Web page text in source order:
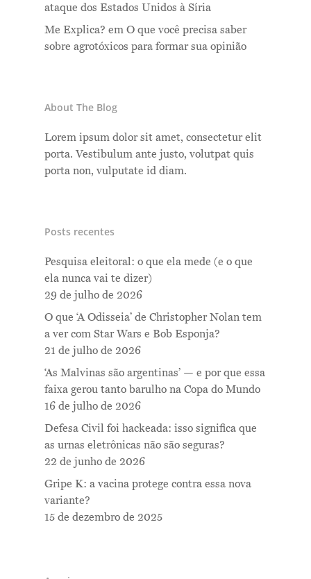
ataque dos Estados Unidos à Síria
Me Explica? em O que você precisa saber
sobre agrotóxicos para formar sua opinião
About The Blog
Lorem ipsum dolor sit amet, consectetur elit
porta. Vestibulum ante justo, volutpat quis
porta non, vulputate id diam.
Posts recentes
Pesquisa eleitoral: o que ela mede (e o que
ela nunca vai te dizer)
29 de julho de 2026
O que ‘A Odisseia’ de Christopher Nolan tem
a ver com Star Wars e Bob Esponja?
21 de julho de 2026
‘As Malvinas são argentinas’ — e por que essa
faixa gerou tanto barulho na Copa do Mundo
16 de julho de 2026
Defesa Civil foi hackeada: isso significa que
as urnas eletrônicas não são seguras?
22 de junho de 2026
Gripe K: a vacina protege contra essa nova
variante?
15 de dezembro de 2025